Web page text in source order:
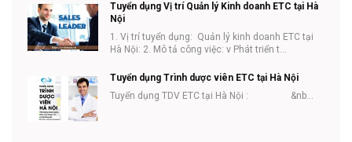
Tuyển dụng Vị trí Quản lý Kinh doanh ETC tại Hà
Nội
1. Vị trí tuyển dụng: Quản lý kinh doanh ETC tại
Hà Nội: 2. Mô tả công việc: v Phát triển t...
Tuyển dụng Trình dược viên ETC tại Hà Nội
Tuyển dụng TDV ETC tại Hà Nội : &nb...